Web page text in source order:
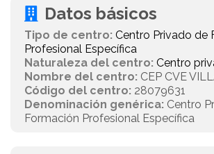
Datos básicos
Tipo de centro: Centro Privado de
Profesional Específica
Naturaleza del centro: Centro
Nombre del centro: CEP CVE
Código del centro: 28079631
Denominación genérica: Centro
Formación Profesional Específica